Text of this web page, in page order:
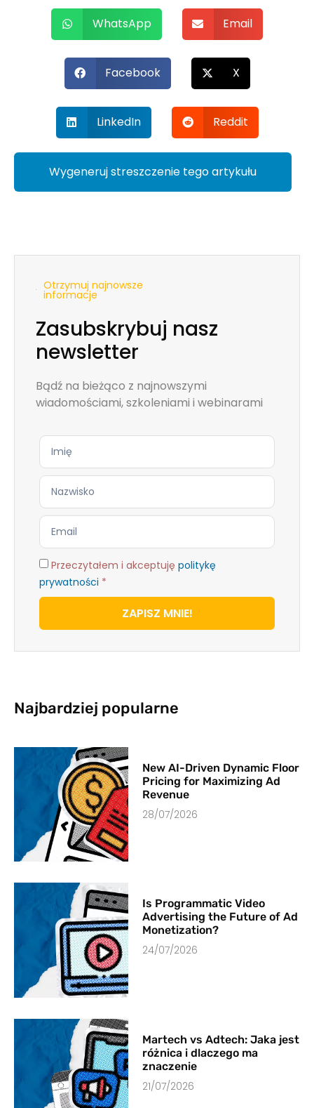
WhatsApp Email
Facebook X
LinkedIn Reddit
Wygeneruj streszczenie tego artykułu
Otrzymuj najnowsze
informacje
Zasubskrybuj nasz
newsletter
Bądź na bieżąco z najnowszymi
wiadomościami, szkoleniami i webinarami
Przeczytałem i akceptuję politykę
prywatności *
ZAPISZ MNIE!
Najbardziej popularne
New AI-Driven Dynamic Floor
Pricing for Maximizing Ad
Revenue
28/07/2026
Is Programmatic Video
Advertising the Future of Ad
Monetization?
24/07/2026
Martech vs Adtech: Jaka jest
różnica i dlaczego ma
znaczenie
21/07/2026